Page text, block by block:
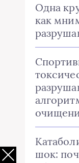
Одна
как
шок: